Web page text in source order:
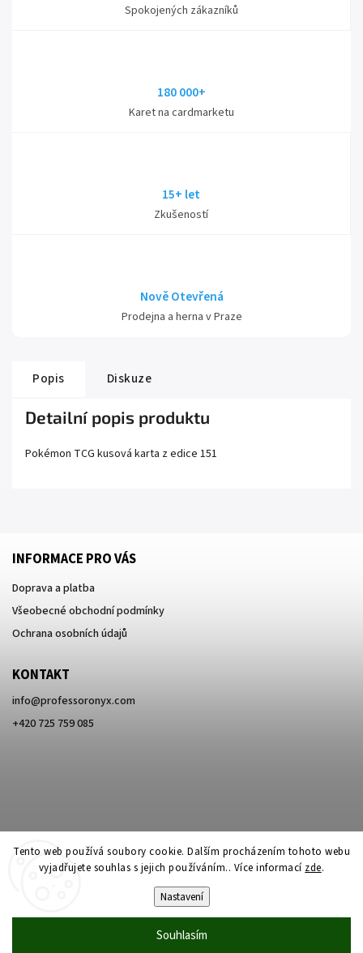
Tento web používá soubory cookie. Dalším procházením tohoto webu
vyjadřujete souhlas s jejich používáním.. Více informací zde.
Nastavení
Souhlasím
Spokojených zákazníků
180 000+
Karet na cardmarketu
15+ let
Zkušeností
Nově Otevřená
Prodejna a herna v Praze
Popis Diskuze
Detailní popis produktu
Pokémon TCG kusová karta z edice 151
INFORMACE PRO VÁS
Doprava a platba
Všeobecné obchodní podmínky
Ochrana osobních údajů
KONTAKT
info@professoronyx.com
+420 725 759 085
Professor Onyx. Všechna práva vyhrazena.